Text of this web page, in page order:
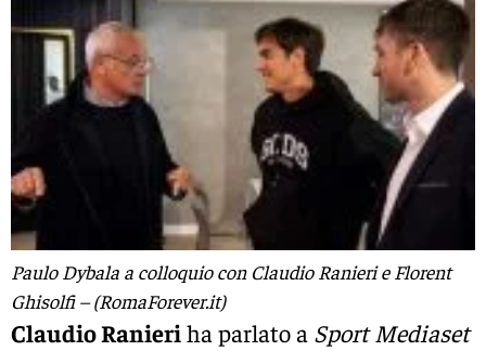
Paulo Dybala a colloquio con Claudio Ranieri e Florent
Ghisolfi – (RomaForever.it)
Claudio Ranieriha parlato a Sport Mediaset